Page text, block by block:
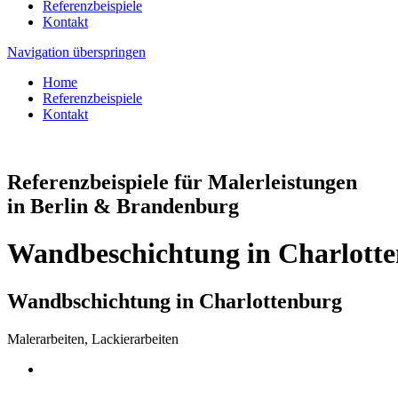
Referenzbeispiele
Kontakt
Navigation überspringen
Home
Referenzbeispiele
Kontakt
Referenzbeispiele für Malerleistungen
in Berlin & Brandenburg
Wandbeschichtung in
Wandbschichtung in Charlottenburg
Malerarbeiten, Lackierarbeiten